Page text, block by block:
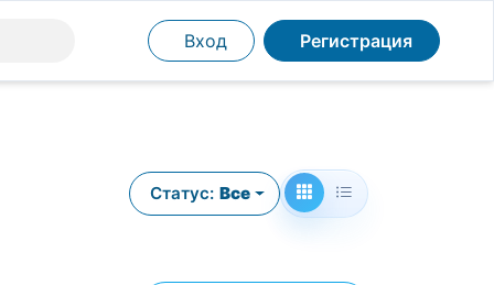
Вход Регистрация
Статус: Все